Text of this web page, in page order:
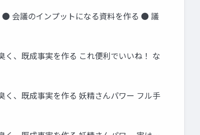
● 会議のインプットになる資料を作る ● 議
、既成事実を作る これ便利でいいね！ な
、既成事実を作る 妖精さんパワー フル手